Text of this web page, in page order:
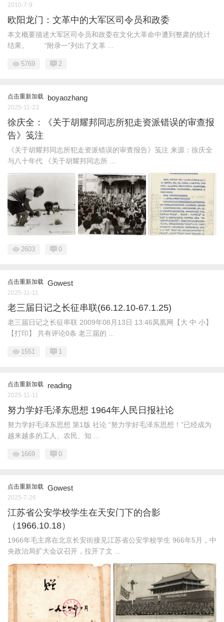
2010-7-9
欧阳龙门：文革中的大军区司令员和政委
本文概要描述大军区司令员和政委在文化大革命中遭到整肃的统计
结果。 “附录一”列出了文革 ...
5769 2
点击重新加载 boyaozhang
2025-11-23
徐庆全：《关于胡耀邦同志所犯走资派错误的审查报
告》笺注
《关于胡耀邦同志所犯走资派错误的审查报告》笺注 来源：徐庆全
与八十年代 《关于胡耀邦同志所 ...
2603 0
点击重新加载 Gowest
2025-11-11
老三届日记之长征串联(66.12.10-67.1.25)
老三届日记之长征串联 2009年08月13日 13:46凤凰网【大 中 小】
【打印】 共有评论0条 老三届的 ...
1551 1
点击重新加载 reading
2025-11-11
努力学好毛泽东思想 1964年人民日报社论
努力学好毛泽东思想 第1版 社论 “努力学好毛泽东思想！”已经成为
越来越多的工人、农民、知 ...
1669 0
点击重新加载 Gowest
2025-7-26
江苏省公安学校学生在天安门下的合影
（1966.10.18）
1966年毛主席在北京长安街接见江苏省公安学校学生 966年5月，中
央政治局扩大会议召开，拉开了文 ...